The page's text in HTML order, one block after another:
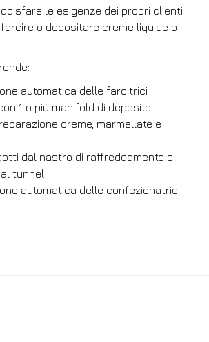
le esigenze dei propri clienti
o depositare creme liquide o
automatica delle farcitrici
1 o più manifold di deposito
creme, marmellate e
dal nastro di raffreddamento e
tunnel
automatica delle confezionatrici